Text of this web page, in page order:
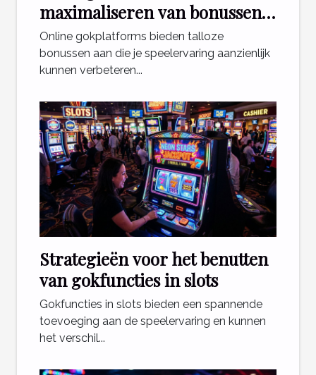
maximaliseren van bonussen
bij online gokplatforms
Online gokplatforms bieden talloze
bonussen aan die je speelervaring aanzienlijk
kunnen verbeteren...
Strategieën voor het benutten
van gokfuncties in slots
Gokfuncties in slots bieden een spannende
toevoeging aan de speelervaring en kunnen
het verschil...